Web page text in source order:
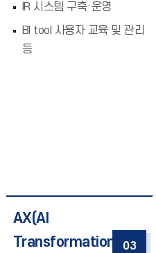
IR 시스템 구축·운영
BI tool 사용자 교육 및 관리
등
03
AX(AI
Transformation) 총괄